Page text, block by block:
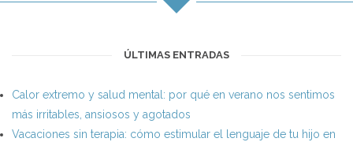
ÚLTIMAS ENTRADAS
Calor extremo y salud mental: por qué en verano nos sentimos
más irritables, ansiosos y agotados
Vacaciones sin terapia: cómo estimular el lenguaje de tu hijo en